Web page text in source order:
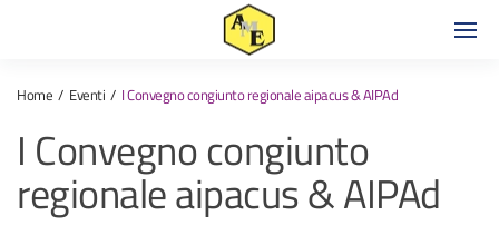
Home Eventi I Convegno congiunto regionale aipacus & AIPAd
I Convegno congiunto
regionale aipacus & AIPAd